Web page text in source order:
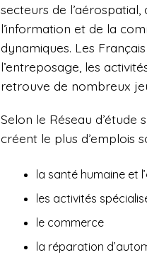
secteurs de
l’information et de la
dynamiques. Les
l’entreposage, les
retrouve de nombreux
Selon le Réseau d’étude
créent le plus d’emplois
la santé humaine et
les activités
le commerce
la réparation